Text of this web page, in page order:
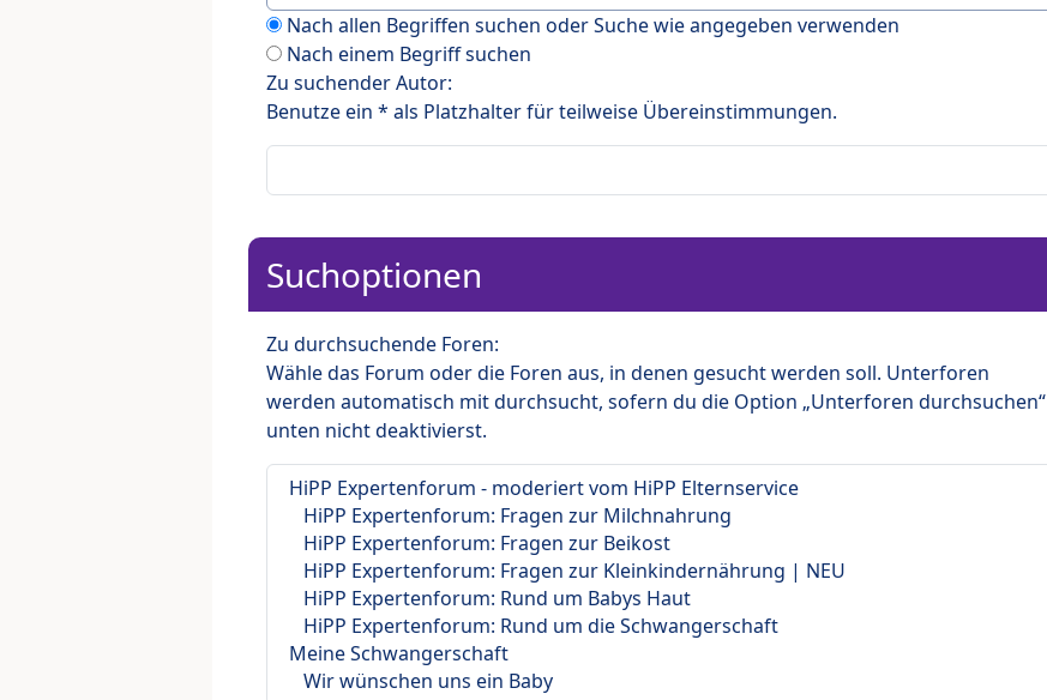
Nach allen Begriffen suchen oder Suche wie angegeben verwenden
Nach einem Begriff suchen
Zu suchender Autor:
Benutze ein * als Platzhalter für teilweise Übereinstimmungen.
Suchoptionen
Zu durchsuchende Foren:
Wähle das Forum oder die Foren aus, in denen gesucht werden soll. Unterforen
werden automatisch mit durchsucht, sofern du die Option „Unterforen durchsuchen“
unten nicht deaktivierst.